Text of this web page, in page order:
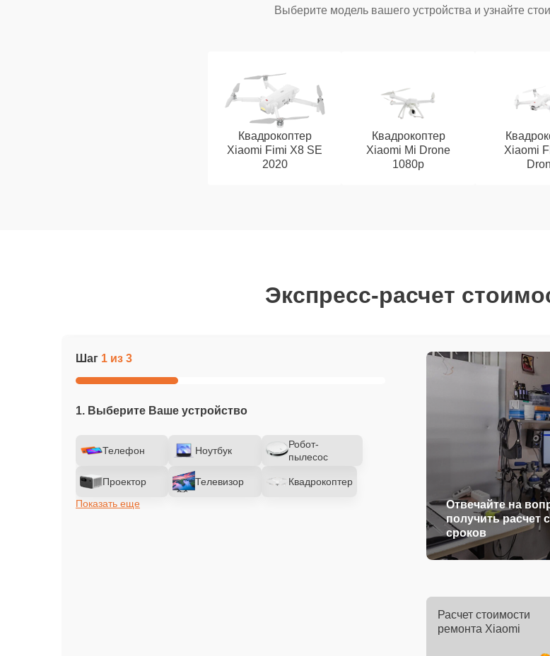
Выберите модель вашего устройства и узнайте
Квадрокоптер
Xiaomi Fimi X8 SE
2020
Квадрокоптер
Xiaomi Mi Drone
1080p
Xiaomi
Экспресс-расчет
Шаг 1 из 3
1. Выберите Ваше устройство
Телефон Ноутбук
Робот-
пылесос
Проектор Телевизор
Квадрокоптер
Показать еще
Отвечайте на
получить расчет
сроков
Расчет стоимости
ремонта Xiaomi